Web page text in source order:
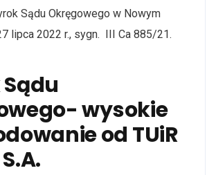
Sądu Okręgowego w Nowym
lipca 2022 r., sygn. III Ca 885/21.
wysokie
od TUiR